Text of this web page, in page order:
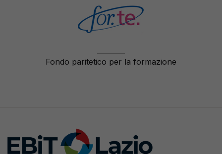
Fondo paritetico per la formazione